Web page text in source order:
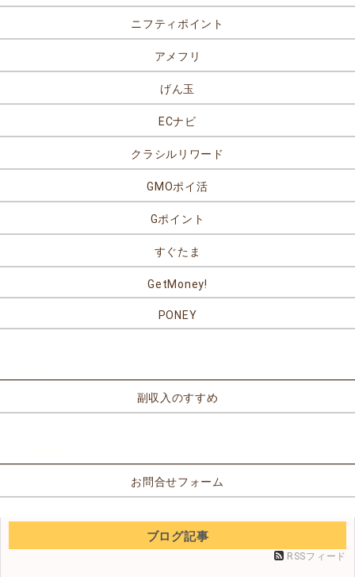
ニフティポイント
アメフリ
げん玉
ECナビ
クラシルリワード
GMOポイ活
Gポイント
すぐたま
GetMoney!
PONEY
副収入のすすめ
お問合せフォーム
ブログ記事
RSSフィード